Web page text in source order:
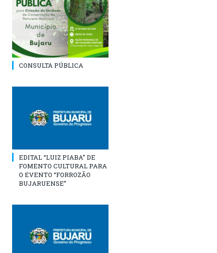
CONSULTA PÚBLICA
EDITAL “LUIZ PIABA” DE
FOMENTO CULTURAL PARA
O EVENTO “FORROZÃO
BUJARUENSE”